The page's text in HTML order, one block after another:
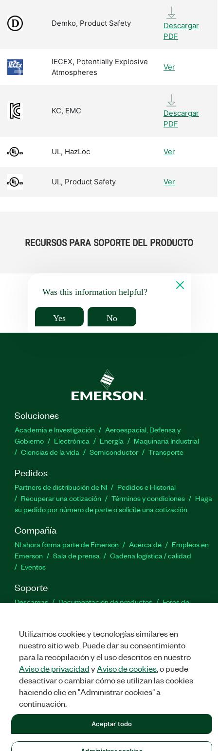
Demko, Product Safety
Descargar
PDF
IECEX, Potentially Explosive
Atmospheres
Ver
KC, EMC
Descargar
PDF
UL, HazLoc Ver
UL, Product Safety Ver
RECURSOS PARA SOPORTE DEL PRODUCTO
Was this information helpful?
Yes No
Soluciones
Academia e Investigación
Aeroespacial, Defensa y
Gobierno
Electrónica Energía
Maquinaria Industrial
Ciencias de la vida
Semiconductor Transporte
Pedidos
Partners de distribución de NI
Pedidos e Historial
Recuperar una cotización
Términos y condiciones
Haga
su pedido por número de parte o solicite una cotización
Compañía
NI ahora forma parte de Emerson Acerca de
Empleos en
Emerson
Sala de prensa
Cadena logística / calidad
Eventos
Soporte
Descargas Documentación de productos
Foros de
©NATIONAL INSTRUMENTS CORP. TODOS LOS DERECHOS
RESERVADOS.
Utilizamos cookies y tecnologías similares en
nuestro sitio web. Puede dar su consentimiento
para la recopilación y el uso descritos en nuestro
Aviso de privacidadyAviso de cookies, o puede
desactivar o cambiar cómo se utilizan las cookies
haciendo clic en "Administrar cookies" a
continuación.
Aceptar todo